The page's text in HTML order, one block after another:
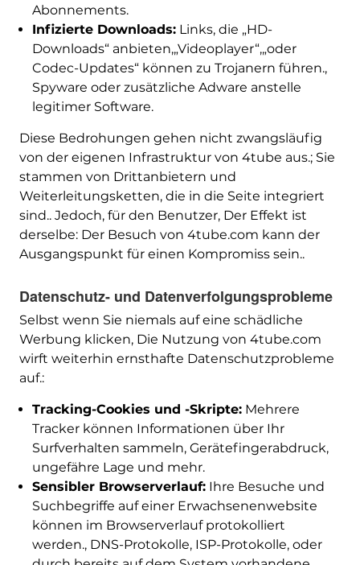
Abonnements.
Infizierte Downloads:Links, die „HD-
Downloads“ anbieten,„Videoplayer“,„oder
Codec-Updates“ können zu Trojanern führen.,
Spyware oder zusätzliche Adware anstelle
legitimer Software.
Diese Bedrohungen gehen nicht zwangsläufig
von der eigenen Infrastruktur von 4tube aus.; Sie
stammen von Drittanbietern und
Weiterleitungsketten, die in die Seite integriert
sind.. Jedoch, für den Benutzer, Der Effekt ist
derselbe: Der Besuch von 4tube.com kann der
Ausgangspunkt für einen Kompromiss sein..
Datenschutz- und Datenverfolgungsprobleme
Selbst wenn Sie niemals auf eine schädliche
Werbung klicken, Die Nutzung von 4tube.com
wirft weiterhin ernsthafte Datenschutzprobleme
auf.:
Tracking-Cookies und -Skripte:Mehrere
Tracker können Informationen über Ihr
Surfverhalten sammeln, Gerätefingerabdruck,
ungefähre Lage und mehr.
Sensibler Browserverlauf:Ihre Besuche und
Suchbegriffe auf einer Erwachsenenwebsite
können im Browserverlauf protokolliert
werden., DNS-Protokolle, ISP-Protokolle, oder